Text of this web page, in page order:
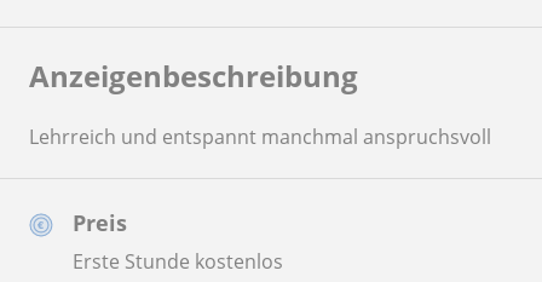
Preis
Erste Stunde kostenlos
Anzeigenbeschreibung
Lehrreich und entspannt manchmal anspruchsvoll